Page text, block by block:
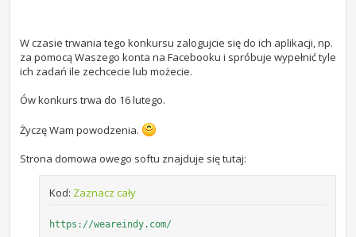
W czasie trwania tego konkursu zalogujcie się do ich aplikacji, np.
za pomocą Waszego konta na Facebooku i spróbuje wypełnić tyle
ich zadań ile zechcecie lub możecie.
Ów konkurs trwa do 16 lutego.
Życzę Wam powodzenia.
Strona domowa owego softu znajduje się tutaj:
Kod: Zaznacz cały
https://weareindy.com/